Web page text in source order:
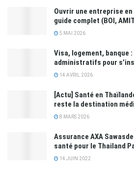
Ouvrir une entreprise en
guide complet (BOI,
5 MAI 2026
Visa, logement, banque
administratifs pour
14 AVRIL 2026
[Actu] Santé en
reste la destination
8 MARS 2026
Assurance AXA
santé pour le Thailand
14 JUIN 2022